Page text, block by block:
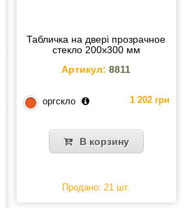
Табличка на двері прозрачное
стекло 200х300 мм
Артикул: 8811
оргскло 1 202 грн
В корзину
Продано: 21 шт.